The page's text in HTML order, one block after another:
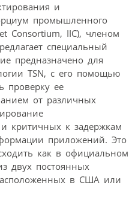
и
промышленного
Consortium, IIC), членом
специальный
предназначено для
TSN, с его помощью
проверку ее
от различных
критичных к задержкам
приложений. Это
как в официальном
двух постоянных
в США или